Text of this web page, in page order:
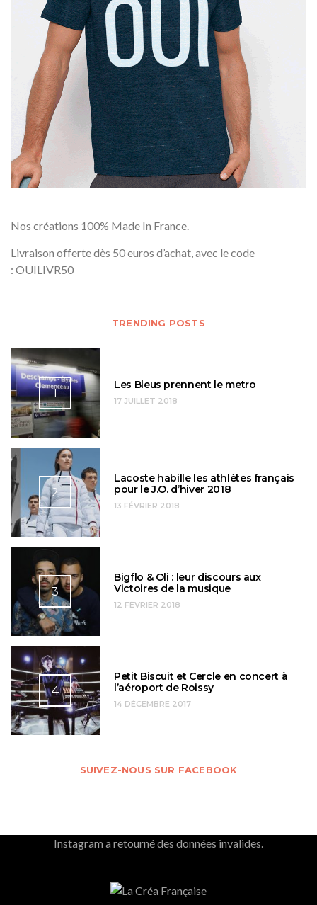
Nos créations 100% Made In France.
Livraison offerte dès 50 euros d’achat, avec le code
: OUILIVR50
TRENDING POSTS
1
Les Bleus prennent le metro
17 JUILLET 2018
2
Lacoste habille les athlètes français
pour le J.O. d’hiver 2018
13 FÉVRIER 2018
3
Bigflo & Oli : leur discours aux
Victoires de la musique
12 FÉVRIER 2018
4
Petit Biscuit et Cercle en concert à
l’aéroport de Roissy
14 DÉCEMBRE 2017
SUIVEZ-NOUS SUR FACEBOOK
Instagram a retourné des données invalides.